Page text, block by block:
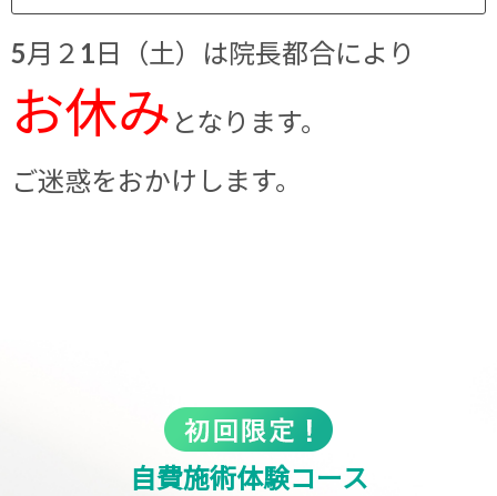
5月２1日（土）は院長都合により
お休み となります。
ご迷惑をおかけします。
自費施術体験コース